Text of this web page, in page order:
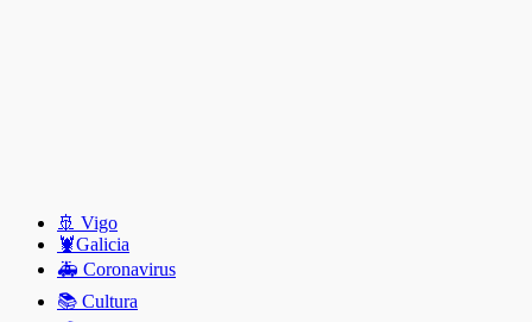
🚢 Vigo
🦞️Galicia
🚑 Coronavirus
📚 Cultura